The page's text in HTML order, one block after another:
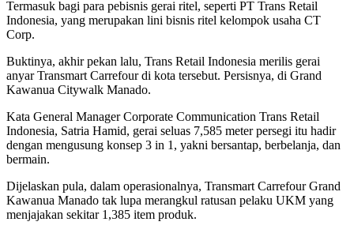
Termasuk bagi para pebisnis gerai ritel, seperti PT Trans Retail
Indonesia, yang merupakan lini bisnis ritel kelompok usaha CT
Corp.
Buktinya, akhir pekan lalu, Trans Retail Indonesia merilis gerai
anyar Transmart Carrefour di kota tersebut. Persisnya, di Grand
Kawanua Citywalk Manado.
Kata General Manager Corporate Communication Trans Retail
Indonesia, Satria Hamid, gerai seluas 7,585 meter persegi itu hadir
dengan mengusung konsep 3 in 1, yakni bersantap, berbelanja, dan
bermain.
Dijelaskan pula, dalam operasionalnya, Transmart Carrefour Grand
Kawanua Manado tak lupa merangkul ratusan pelaku UKM yang
menjajakan sekitar 1,385 item produk.